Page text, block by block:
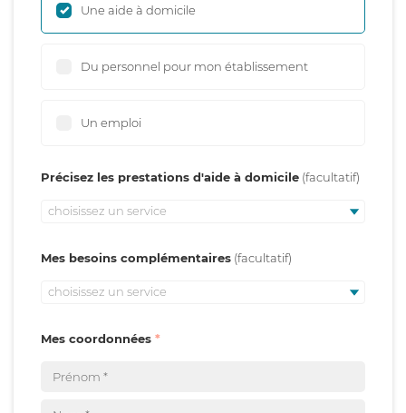
Une aide à domicile
Du personnel pour mon établissement
Un emploi
Précisez les prestations d'aide à domicile
choisissez un service
Mes besoins complémentaires
choisissez un service
Mes coordonnées